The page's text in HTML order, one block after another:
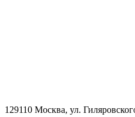
129110 Москва, ул.